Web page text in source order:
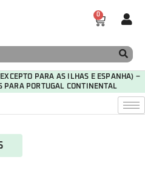
0
PARA AS ILHAS E ESPANHA) –
PARA PORTUGAL CONTINENTAL